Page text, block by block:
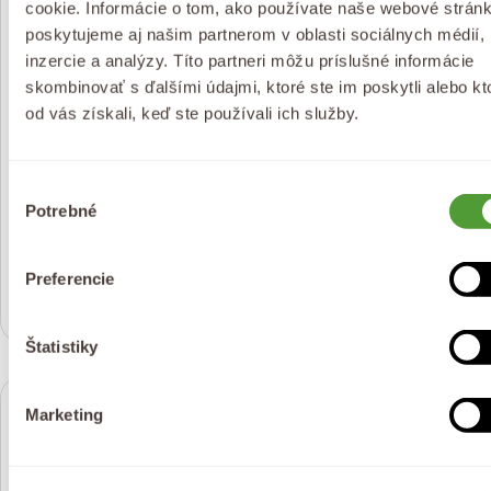
cookie. Informácie o tom, ako používate naše webové
poskytujeme aj našim partnerom v oblasti sociálnych médií,
inzercie a analýzy. Títo partneri môžu príslušné informácie
skombinovať s ďalšími údajmi, ktoré ste im poskytli alebo
od vás získali, keď ste používali ich služby.
súhlasu
Potrebné
Preferencie
Štatistiky
Marketing
Bio upokojujúce
cena